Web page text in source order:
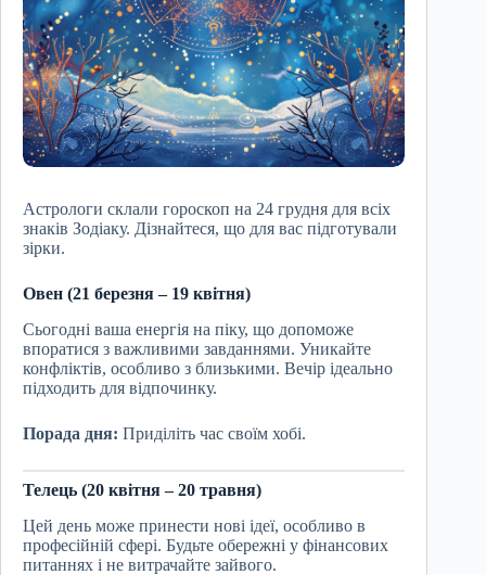
Астрологи склали гороскоп на 24 грудня для всіх
знаків Зодіаку. Дізнайтеся, що для вас підготували
зірки.
Овен (21 березня – 19 квітня)
Сьогодні ваша енергія на піку, що допоможе
впоратися з важливими завданнями. Уникайте
конфліктів, особливо з близькими. Вечір ідеально
підходить для відпочинку.
Порада дня: Приділіть час своїм хобі.
Телець (20 квітня – 20 травня)
Цей день може принести нові ідеї, особливо в
професійній сфері. Будьте обережні у фінансових
питаннях і не витрачайте зайвого.